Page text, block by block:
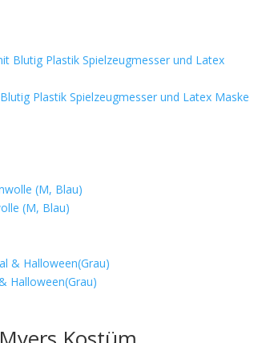
Plastik Spielzeugmesser und Latex Maske
(M, Blau)
Halloween(Grau)